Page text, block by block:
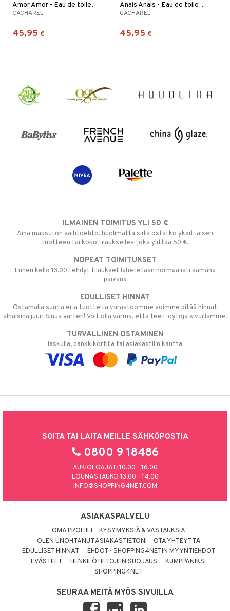
Amor Amor - Eau de toilette (Edt) Spray
CACHAREL
45,95 €
Anais Anais - Eau de toilette (Edt) Spray
CACHAREL
45,95 €
ILMAINEN TOIMITUS YLI 50 €
Aina maksuton vaihtoehto, huolimatta siitä ostatko yksittäisen
tuotteen tai koko tilauksellesi joka ylittää 50 €.
NOPEAT TOIMITUKSET
Ennen kello 13.00 tehdyt tilaukset lähetetään normaalisti samana
päivänä
EDULLISET HINNAT
Ostamalla suuria eriä tuotteita varastoomme voimme pitää hinnat
alhaisina juuri Sinua varten! Voit olla varma, että teet löytöjä sivuillamme.
TURVALLINEN OSTAMINEN
laskulla, pankkikortilla tai asiakastilin kautta
SOITA TAI LAITA MEILLE SÄHKÖPOSTIA
0800 9 18486
AUKIOLOAJAT: 10.00 - 16.00
LOUNASTAUKO 13.00 - 14.00
INFO@SHOPPING4NET.COM
ASIAKASPALVELU
OMA PROFIILI
KYSYMYKSIÄ & VASTAUKSIA
OLEN UNOHTANUT ASIAKASTIETONI
OTA YHTEYTTÄ
EDULLISET HINNAT
EHDOT - SHOPPING4NETIN MYYNTIEHDOT
EVÄSTEET
HENKILÖTIETOJEN SUOJAUS
KUMPPANIKSI
SHOPPING4NET
SEURAA MEITÄ MYÖS SIVUILLA